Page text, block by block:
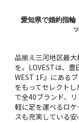
愛知県で婚約指輪
品揃え三河地区最
を。LOVESTは、
WEST 1F』にある
をもってセレクト
で全40ブランド、
軽に足を運べるロ
スも充実している安